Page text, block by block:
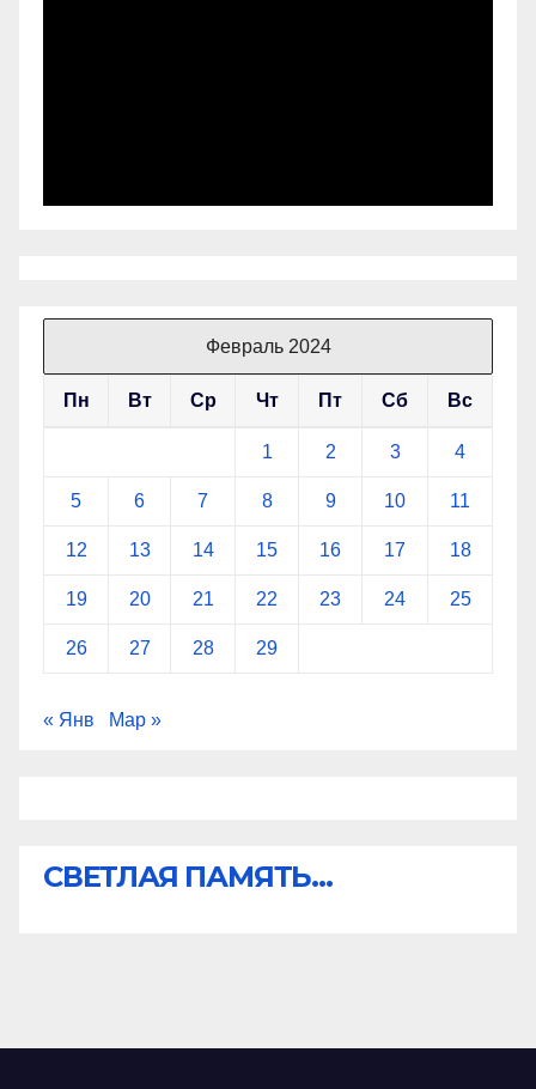
Февраль 2024
Пн Вт Ср Чт Пт Сб Вс
1 2 3 4
5 6 7 8 9 10 11
12 13 14 15 16 17 18
19 20 21 22 23 24 25
26 27 28 29
« Янв Мар »
СВЕТЛАЯ ПАМЯТЬ...